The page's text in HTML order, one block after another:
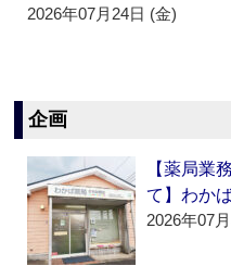
2026年07月24日 (金)
企画
【薬局業
て】わか
2026年07